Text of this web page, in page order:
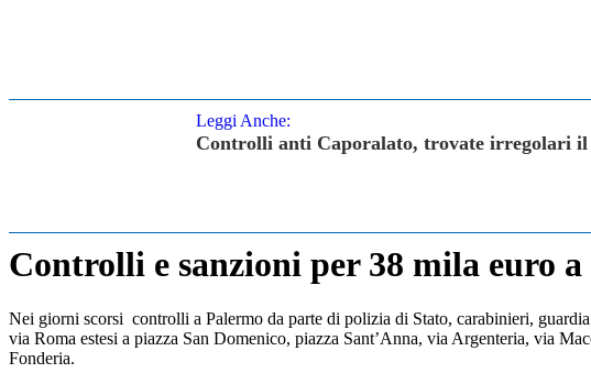
Leggi Anche:
Controlli anti Caporalato, trovate irregolari il
Controlli e sanzioni per 38 mila euro
Nei giorni scorsi controlli a Palermo da parte di polizia di Stato, carabinieri,
via Roma estesi a piazza San Domenico, piazza Sant’Anna, via Argenteria, via
Fonderia.